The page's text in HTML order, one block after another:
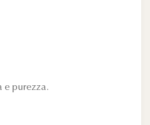
e purezza.